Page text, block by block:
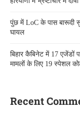
पुंछ में LoC के पास बारूदी
घायल
बिहार कैबिनेट में 17
मामलों के लिए 19 स्पेशल
Recent